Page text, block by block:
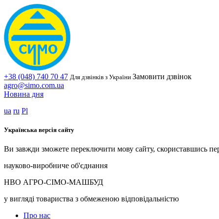
+38 (048) 740 70 47 Для дзвінків з України Замовити дзвінок
agro@simo.com.ua
Новина дня
ua ru Pl
Українська версія сайту
Ви завжди зможете переключити мову сайту, скориставшись
науково-виробниче об'єднання
НВО АГРО-СІМО-МАШБУД
у вигляді товариства з обмеженою відповідальністю
Про нас